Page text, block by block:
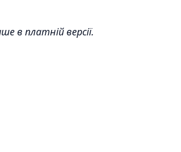
в платній версії.